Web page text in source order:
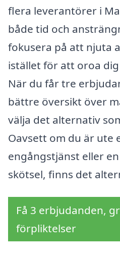
flera leverantörer i
både tid och
fokusera på att njuta
istället för att oroa
När du får tre
bättre översikt över
välja det alternativ
Oavsett om du är ute
engångstjänst eller
skötsel, finns det
Få 3 erbjudanden,
förpliktelser